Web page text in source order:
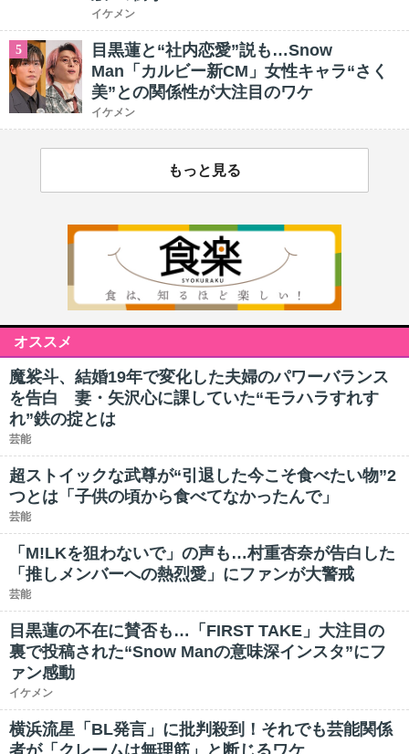
イケメン
5
目黒蓮と“社内恋愛”説も…Snow
Man「カルビー新CM」女性キャラ“さく
美”との関係性が大注目のワケ
イケメン
もっと見る
オススメ
魔裟斗、結婚19年で変化した夫婦のパワーバランス
を告白 妻・矢沢心に課していた“モラハラすれす
れ”鉄の掟とは
芸能
超ストイックな武尊が“引退した今こそ食べたい物”2
つとは「子供の頃から食べてなかったんで」
芸能
「M!LKを狙わないで」の声も…村重杏奈が告白した
「推しメンバーへの熱烈愛」にファンが大警戒
芸能
目黒蓮の不在に賛否も…「FIRST TAKE」大注目の
裏で投稿された“Snow Manの意味深インスタ”にフ
ァン感動
イケメン
横浜流星「BL発言」に批判殺到！それでも芸能関係
者が「クレームは無理筋」と断じるワケ